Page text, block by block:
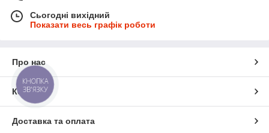
Сьогодні вихідний
Показати весь графік роботи
Про нас
Контакти
Доставка та оплата
КНОПКА
ЗВ'ЯЗКУ